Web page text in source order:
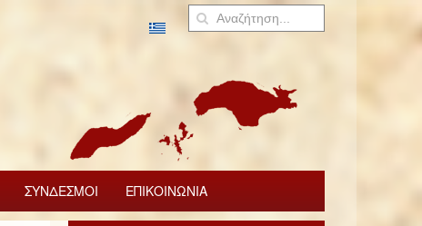
ΣΥΝΔΕΣΜΟΙ ΕΠΙΚΟΙΝΩΝΙΑ